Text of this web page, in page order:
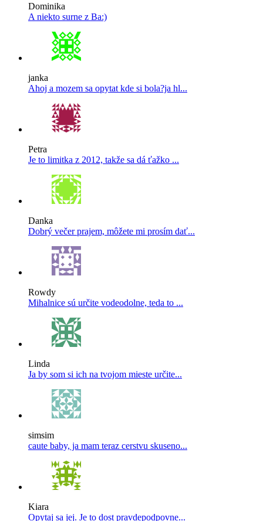
Dominika
A niekto surne z Ba:)
janka
Ahoj a mozem sa opytat kde si bola?ja hl...
Petra
Je to limitka z 2012, takže sa dá ťažko ...
Danka
Dobrý večer prajem, môžete mi prosím dať...
Rowdy
Mihalnice sú určite vodeodolne, teda to ...
Linda
Ja by som si ich na tvojom mieste určite...
simsim
caute baby, ja mam teraz cerstvu skuseno...
Kiara
Opytaj sa jej. Je to dost pravdepodpovne...